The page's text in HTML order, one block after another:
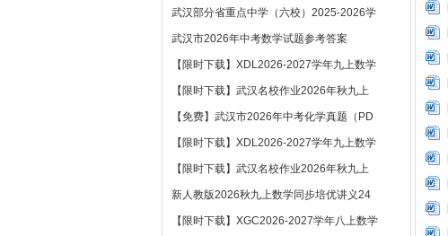
武汉部分省重点中学（六校）2025-2026学
武汉市2026年中考数学试题参考答案
【限时下载】XDL2026-2027学年九上数学
【限时下载】武汉名校作业2026年秋九上
【免费】武汉市2026年中考化学真题（PD
【限时下载】XDL2026-2027学年九上数学
【限时下载】武汉名校作业2026年秋九上
新人教版2026秋九上数学同步培优讲义24
【限时下载】XGC2026-2027学年八上数学